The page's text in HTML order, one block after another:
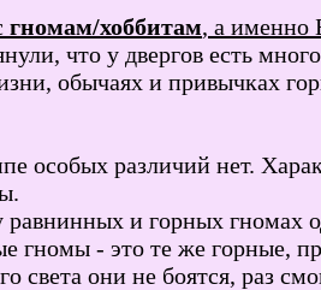
гномам/хоббитам, а именно
что у двергов есть
обычаях и привычках
особых различий нет.
равнинных и горных
гномы - это те же горные,
света они не боятся, раз